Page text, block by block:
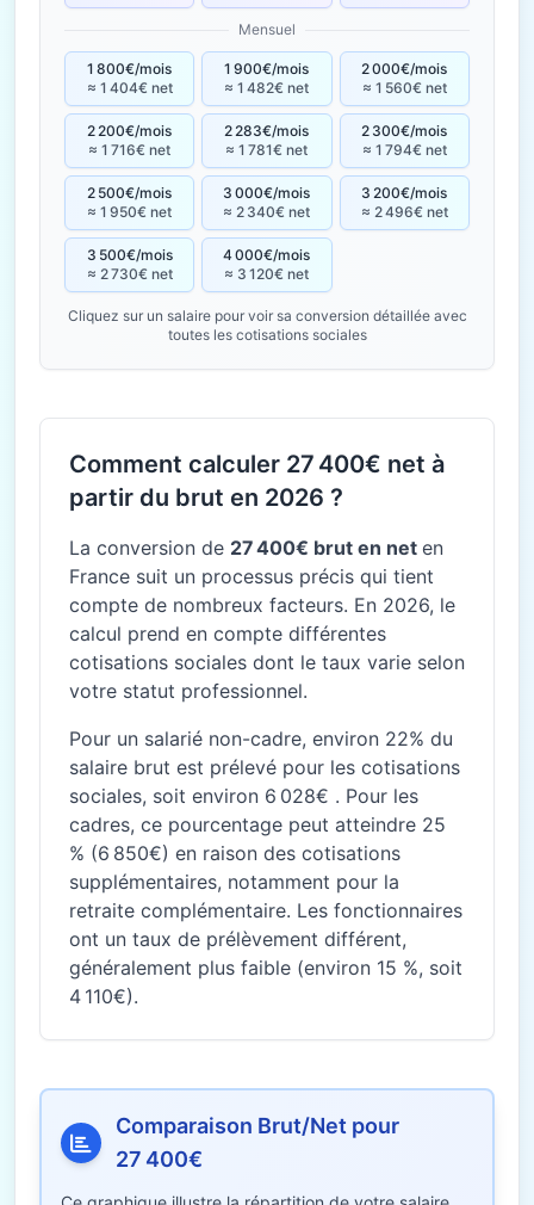
Mensuel
1 800€/mois
≈ 1 404€ net
1 900€/mois
≈ 1 482€ net
2 000€/mois
≈ 1 560€ net
2 200€/mois
≈ 1 716€ net
2 283€/mois
≈ 1 781€ net
2 300€/mois
≈ 1 794€ net
2 500€/mois
≈ 1 950€ net
3 000€/mois
≈ 2 340€ net
3 200€/mois
≈ 2 496€ net
3 500€/mois
≈ 2 730€ net
4 000€/mois
≈ 3 120€ net
Cliquez sur un salaire pour voir sa conversion détaillée avec
toutes les cotisations sociales
Comment calculer 27 400€ net à
partir du brut en 2026 ?
La conversion de 27 400€ brut en net en
France suit un processus précis qui tient
compte de nombreux facteurs. En 2026, le
calcul prend en compte différentes
cotisations sociales dont le taux varie selon
votre statut professionnel.
Pour un salarié non-cadre, environ 22% du
salaire brut est prélevé pour les cotisations
sociales, soit environ 6 028€ . Pour les
cadres, ce pourcentage peut atteindre 25
% (6 850€) en raison des cotisations
supplémentaires, notamment pour la
retraite complémentaire. Les fonctionnaires
ont un taux de prélèvement différent,
généralement plus faible (environ 15 %, soit
4 110€).
Comparaison Brut/Net pour
27 400€